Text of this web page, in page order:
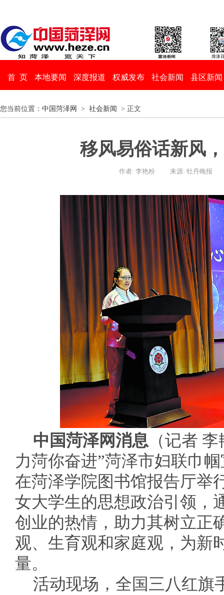
首 页 本地要闻 深度报道 权威发布 社会新闻 县区新闻
您当前位置： 中国菏泽网 > 社会新闻 > 正文
移风易俗话新风
作者: 李艳粉 来源: 牡丹晚报
中国菏泽网消息 （记者
力菏你奋进”菏泽市妇联巾
在菏泽学院图书馆报告厅举
女大学生的思想政治引领，
创业的热情，助力其树立正
观、生育观和家庭观，为新
量。
活动现场，全国三八红旗